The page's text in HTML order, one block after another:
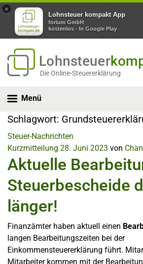
×
Lohnsteuer kompakt App
forium GmbH
kostenlos - In Google Play
Lohnsteuer
Die Online-Steuererklärung
Menü
Schlagwort:
Steuer-Nachrichten
Kurzmitteilung 28. Juni 2023 von
Aktuelle
Steuerbescheide
länger!
Finanzämter haben aktuell einen
langen Bearbeitungszeiten bei der
Einkommensteuererklärung führt.
Mitarbeiter kommen mit der